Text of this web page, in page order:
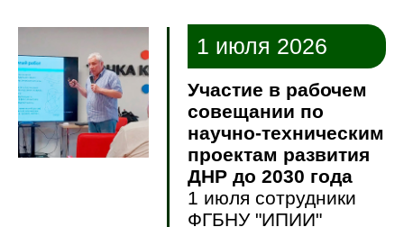
1 июля 2026
Участие в рабочем
совещании по
научно-техническим
проектам развития
ДНР до 2030 года
1 июля сотрудники
ФГБНУ "ИПИИ"